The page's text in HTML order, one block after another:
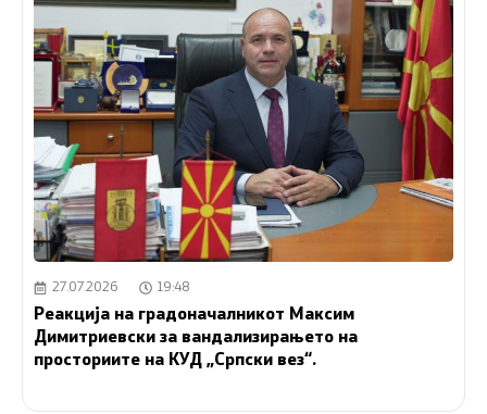
27.07.2026 19:48
Реакција на градоначалникот Максим
Димитриевски за вандализирањето на
просториите на КУД „Српски вез“.